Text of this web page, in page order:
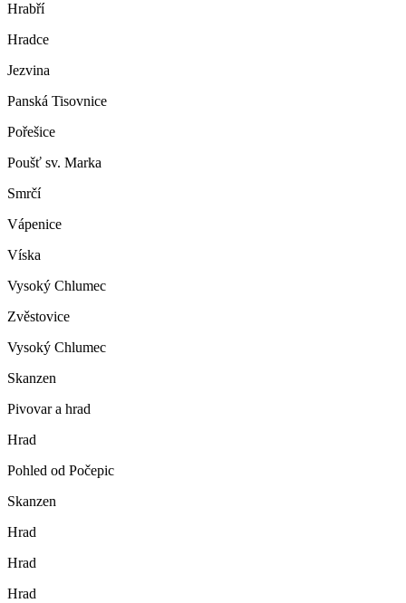
Hrabří
Hradce
Jezvina
Panská Tisovnice
Pořešice
Poušť sv. Marka
Smrčí
Vápenice
Víska
Vysoký Chlumec
Zvěstovice
Vysoký Chlumec
Skanzen
Pivovar a hrad
Hrad
Pohled od Počepic
Skanzen
Hrad
Hrad
Hrad